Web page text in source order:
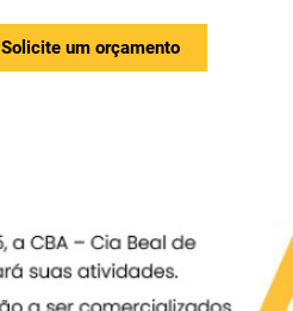
Solicite um orçamento